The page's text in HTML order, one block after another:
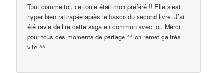
Tout comme toi, ce tome était mon préféré !! Elle s’est
hyper bien rattrapée après le fiasco du second livre. J’ai
été ravie de lire cette saga en commun avec toi. Merci
pour tous ces moments de partage ^^ on remet ça très
vite ^^